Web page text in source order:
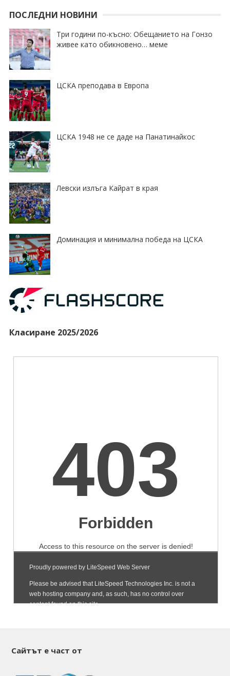
ПОСЛЕДНИ НОВИНИ
Три години по-късно: Обещанието на Гонзо
живее като обикновено… меме
ЦСКА преподава в Европа
ЦСКА 1948 не се даде на Панатинайкос
Левски излъга Кайрат в края
Доминация и минимална победа на ЦСКА
Класиране 2025/2026
Сайтът е част от